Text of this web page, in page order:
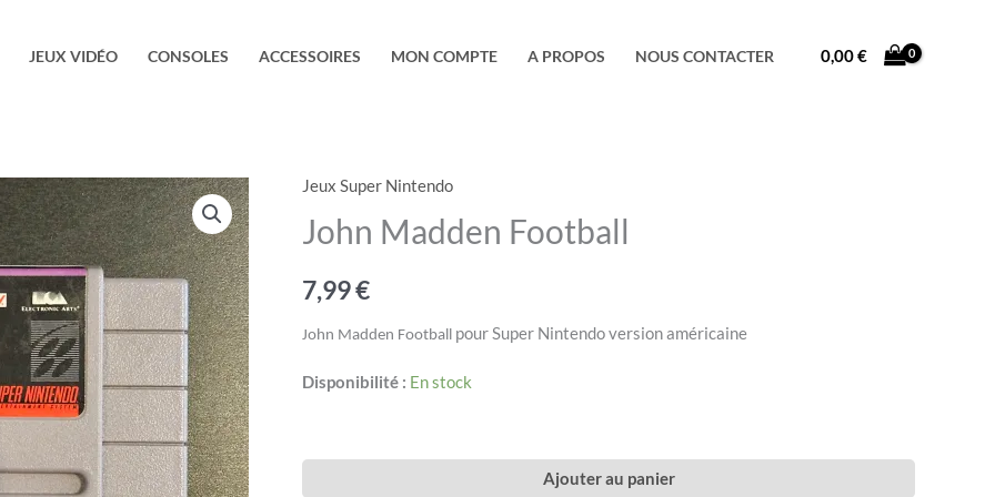
JEUX VIDÉO CONSOLES ACCESSOIRES MON COMPTE A PROPOS NOUS CONTACTER 0,00€
Jeux Super Nintendo
John Madden Football
7,99€
John Madden Football pour Super Nintendo version américaine
Disponibilité : En stock
quantité
de
John
Madden
Ajouter au panier